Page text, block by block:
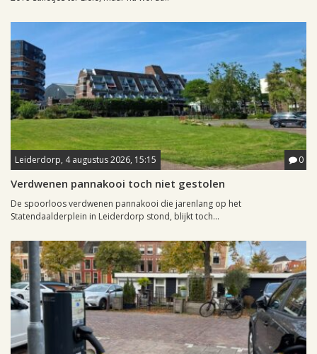
Leiderdorp, 4 augustus 2026, 15:15 0
Verdwenen pannakooi toch niet gestolen
De spoorloos verdwenen pannakooi die jarenlang op het
Statendaalderplein in Leiderdorp stond, blijkt toch...